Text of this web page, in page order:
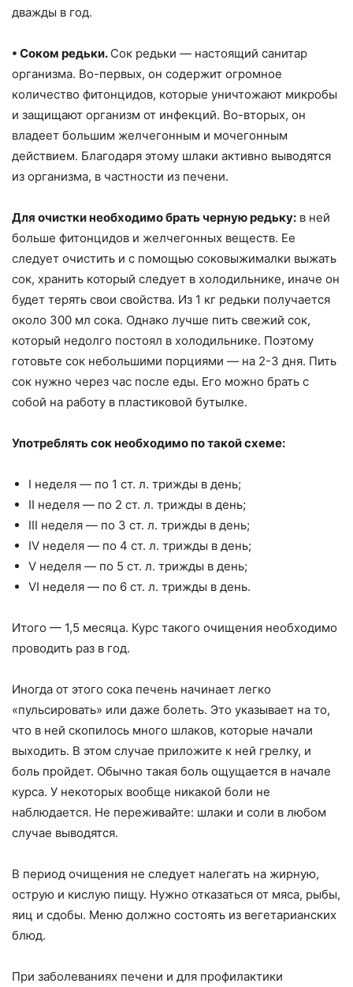
дважды в год.
• Соком редьки. Сок редьки — настоящий санитар
организма. Во-первых, он содержит огромное
количество фитонцидов, которые уничтожают микробы
и защищают организм от инфекций. Во-вторых, он
владеет большим желчегонным и мочегонным
действием. Благодаря этому шлаки активно выводятся
из организма, в частности из печени.
Для очистки необходимо брать черную редьку: в ​​ней
больше фитонцидов и желчегонных веществ. Ее
следует очистить и с помощью соковыжималки выжать
сок, хранить который следует в холодильнике, иначе он
будет терять свои свойства. Из 1 кг редьки получается
около 300 мл сока. Однако лучше пить свежий сок,
который недолго постоял в холодильнике. Поэтому
готовьте сок ​​небольшими порциями — на 2-3 дня. Пить
сок нужно через час после еды. Его можно брать с
собой на работу в пластиковой бутылке.
Употреблять сок необходимо по такой схеме:
I неделя — по 1 ст. л. трижды в день;
II неделя — по 2 ст. л. трижды в день;
III неделя — по 3 ст. л. трижды в день;
IV неделя — по 4 ст. л. трижды в день;
V неделя — по 5 ст. л. трижды в день;
VI неделя — по 6 ст. л. трижды в день.
Итого — 1,5 месяца. Курс такого очищения необходимо
проводить раз в год.
Иногда от этого сока печень начинает легко
«пульсировать» или даже болеть. Это указывает на то,
что в ней скопилось много шлаков, которые начали
выходить. В этом случае приложите к ней грелку, и
боль пройдет. Обычно такая боль ощущается в начале
курса. У некоторых вообще никакой боли не
наблюдается. Не переживайте: шлаки и соли в любом
случае выводятся.
В период очищения не следует налегать на жирную,
острую и кислую пищу. Нужно отказаться от мяса, рыбы,
яиц и сдобы. Меню должно состоять из вегетарианских
блюд.
При заболеваниях печени и для профилактики